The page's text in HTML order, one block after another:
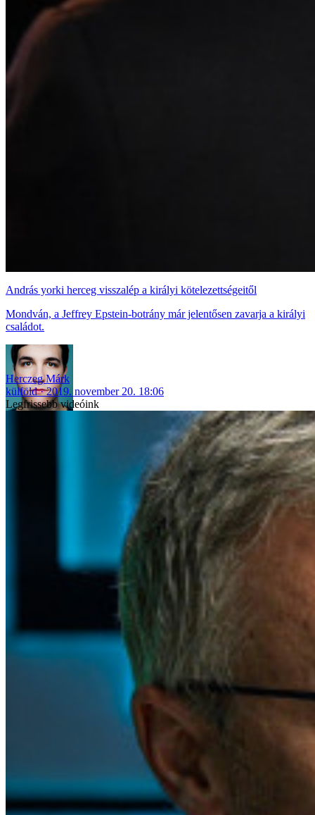
András yorki herceg visszalép a királyi kötelezettségeitől
Mondván, a Jeffrey Epstein-botrány már jelentősen zavarja a királyi
családot.
Herczeg Márk
külföld
2019. november 20. 18:06
Legfrissebb videóink